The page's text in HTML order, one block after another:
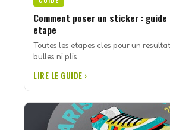
Comment poser un sticker :
etape
Toutes les etapes cles pour un
bulles ni plis.
LIRE LE GUIDE ›